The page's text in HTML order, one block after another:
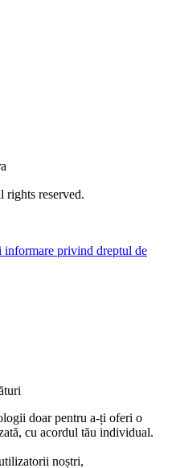
rights reserved.
informare privind dreptul de
doar pentru a-ți oferi o
cu acordul tău individual.
noștri,